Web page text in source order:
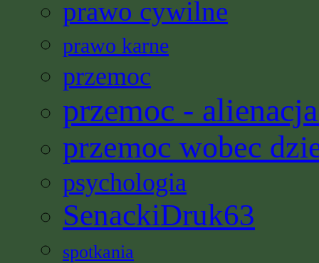
prawo cywilne
prawo karne
przemoc
przemoc -
przemoc wobec
psychologia
SenackiDruk63
spotkania